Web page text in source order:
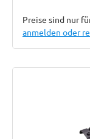
Preise sind nur
anmelden oder